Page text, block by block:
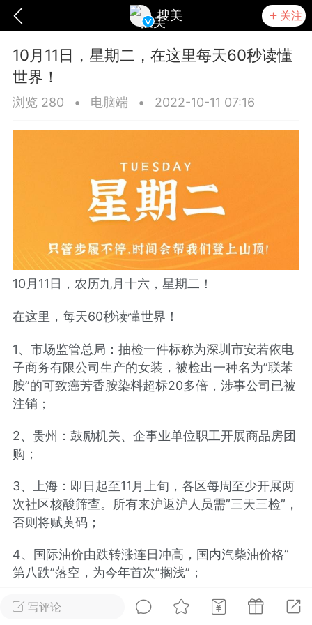
搜美 关注
爆汗熊 卡卡动能素 无创溶斑术
美业357 芯诗妍
每次200金币 点击购买
师 小熊水光
爆汗熊
建术
DRYY面膜 微晶溶斑术
爆款平台 Lv.8 靓号
加盟商
26 23:18
电脑端 美业资讯
闪充小白罐
本/双效闪充，养出紧致小白脸！一、项
充小白罐 = 闪充大白肌（仪器）× 草本
护...写评论
10月11日，星期二，在这里每天60秒读懂
世界！
浏览 280 • 电脑端 • 2022-10-11 07:16
10月11日，农历九月十六，星期二！
在这里，每天60秒读懂世界！
1、市场监管总局：抽检一件标称为深圳市安若依电
子商务有限公司生产的女装，被检出一种名为”联苯
胺”的可致癌芳香胺染料超标20多倍，涉事公司已被
注销；
2、贵州：鼓励机关、企事业单位职工开展商品房团
购；
3、上海：即日起至11月上旬，各区每周至少开展两
次社区核酸筛查。所有来沪返沪人员需”三天三检”，
否则将赋黄码；
4、国际油价由跌转涨连日冲高，国内汽柴油价格”
第八跌”落空，为今年首次”搁浅”；
5、网传黑龙江肇州中学收取学生20元树叶费。当地